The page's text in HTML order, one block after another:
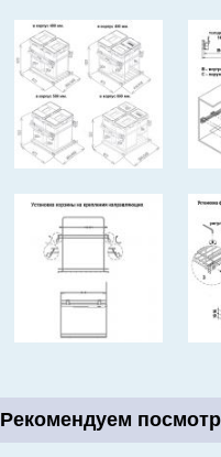
Рекомендуем